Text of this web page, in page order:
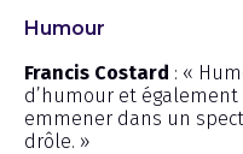
Humour
Francis Costard : «
d’humour et
emmener dans un
drôle. »